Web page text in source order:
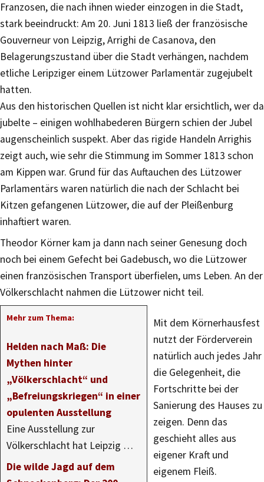
Franzosen, die nach ihnen wieder einzogen in die Stadt,
stark beeindruckt: Am 20. Juni 1813 ließ der französische
Gouverneur von Leipzig, Arrighi de Casanova, den
Belagerungszustand über die Stadt verhängen, nachdem
etliche Leripziger einem Lützower Parlamentär zugejubelt
hatten.
Aus den historischen Quellen ist nicht klar ersichtlich, wer da
jubelte – einigen wohlhabederen Bürgern schien der Jubel
augenscheinlich suspekt. Aber das rigide Handeln Arrighis
zeigt auch, wie sehr die Stimmung im Sommer 1813 schon
am Kippen war. Grund für das Auftauchen des Lützower
Parlamentärs waren natürlich die nach der Schlacht bei
Kitzen gefangenen Lützower, die auf der Pleißenburg
inhaftiert waren.
Theodor Körner kam ja dann nach seiner Genesung doch
noch bei einem Gefecht bei Gadebusch, wo die Lützower
einen französischen Transport überfielen, ums Leben. An der
Völkerschlacht nahmen die Lützower nicht teil.
Mehr zum Thema:
Helden nach Maß: Die
Mythen hinter
„Völkerschlacht“ und
„Befreiungskriegen“ in einer
opulenten Ausstellung
Eine Ausstellung zur
Völkerschlacht hat Leipzig …
Die wilde Jagd auf dem
Mit dem Körnerhausfest
nutzt der Förderverein
natürlich auch jedes Jahr
die Gelegenheit, die
Fortschritte bei der
Sanierung des Hauses zu
zeigen. Denn das
geschieht alles aus
eigener Kraft und
eigenem Fleiß.